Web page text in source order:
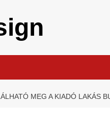
MEG A KIADÓ LAKÁS